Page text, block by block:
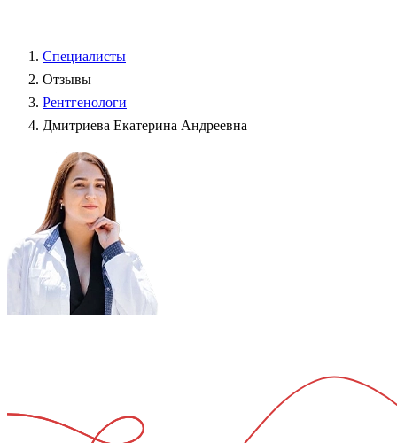
Специалисты
Отзывы
Рентгенологи
Дмитриева Екатерина Андреевна